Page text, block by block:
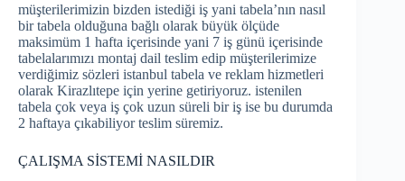
müşterilerimizin bizden istediği iş yani tabela’nın nasıl
bir tabela olduğuna bağlı olarak büyük ölçüde
maksimüm 1 hafta içerisinde yani 7 iş günü içerisinde
tabelalarımızı montaj dail teslim edip müşterilerimize
verdiğimiz sözleri istanbul tabela ve reklam hizmetleri
olarak Kirazlıtepe için yerine getiriyoruz. istenilen
tabela çok veya iş çok uzun süreli bir iş ise bu durumda
2 haftaya çıkabiliyor teslim süremiz.
ÇALIŞMA SİSTEMİ NASILDIR